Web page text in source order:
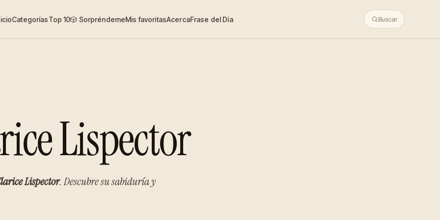
CategoríasTop 10🎲 SorpréndemeMis favoritasAcercaFrase del Día Buscar
Lispector
Lispector. Descubre su sabiduría y